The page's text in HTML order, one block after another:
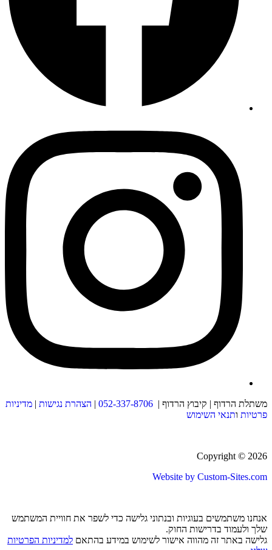
משתלת הרדוף | קיבוץ הרדוף | 052-337-8706
| הצהרת נגישות | מדיניות
פרטיות ותנאי השימוש
Copyright © 2026
Website by Custom-Sites.com
אנחנו משתמשים בעוגיות ובנתוני גלישה כדי לשפר את חוויית המשתמש
שלך ולעמוד בדרישות החוק.
גלישה באתר זה מהווה אישור לשימוש במידע בהתאם למדיניות הפרטיות